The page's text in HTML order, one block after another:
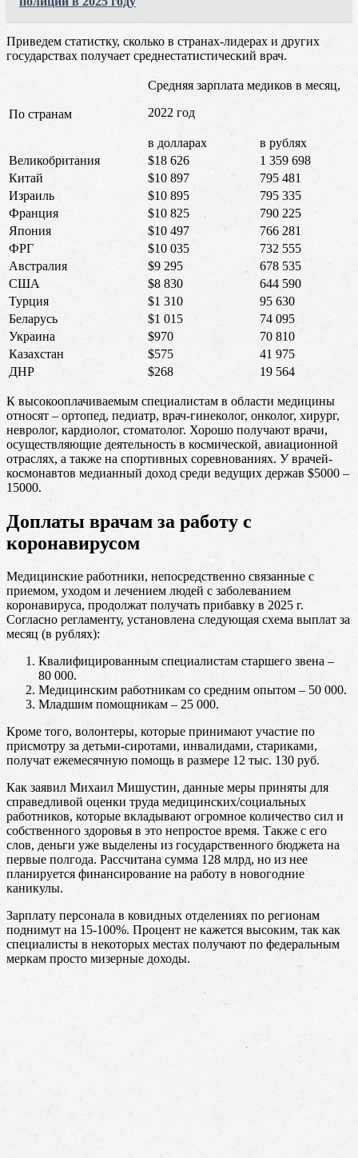
Приведем статистку, сколько в странах-лидерах и других
государствах получает среднестатистический врач.
По странам
Средняя зарплата медиков в месяц,
2022 год
в долларах
в рублях
Великобритания
$18 626
1 359 698
Китай
$10 897
795 481
Израиль
$10 895
795 335
Франция
$10 825
790 225
Япония
$10 497
766 281
ФРГ
$10 035
732 555
Австралия
$9 295
678 535
США
$8 830
644 590
Турция
$1 310
95 630
Беларусь
$1 015
74 095
Украина
$970
70 810
Казахстан
$575
41 975
ДНР
$268 19 564
К высокооплачиваемым специалистам в области медицины
относят – ортопед, педиатр, врач-гинеколог, онколог, хирург,
невролог, кардиолог, стоматолог. Хорошо получают врачи,
осуществляющие деятельность в космической, авиационной
отраслях, а также на спортивных соревнованиях. У врачей-
космонавтов медианный доход среди ведущих держав $5000 –
15000.
Доплаты врачам за работу с
коронавирусом
Медицинские работники, непосредственно связанные с
приемом, уходом и лечением людей с заболеванием
коронавируса, продолжат получать прибавку в 2025 г.
Согласно регламенту, установлена следующая схема выплат за
месяц (в рублях):
Квалифицированным специалистам старшего звена –
80 000.
Медицинским работникам со средним опытом – 50 000.
Младшим помощникам – 25 000.
Кроме того, волонтеры, которые принимают участие по
присмотру за детьми-сиротами, инвалидами, стариками,
получат ежемесячную помощь в размере 12 тыс. 130 руб.
Как заявил Михаил Мишустин, данные меры приняты для
справедливой оценки труда медицинских/социальных
работников, которые вкладывают огромное количество сил и
собственного здоровья в это непростое время. Также с его
слов, деньги уже выделены из государственного бюджета на
первые полгода. Рассчитана сумма 128 млрд, но из нее
планируется финансирование на работу в новогодние
каникулы.
Зарплату персонала в ковидных отделениях по регионам
поднимут на 15-100%. Процент не кажется высоким, так как
специалисты в некоторых местах получают по федеральным
меркам просто мизерные доходы.